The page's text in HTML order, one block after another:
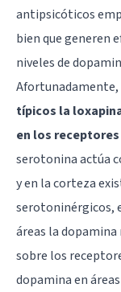
antipsicóticos
bien que generen
niveles de
Afortunadamente,
típicos la
en los
serotonina actúa
y en la corteza
serotoninérgicos,
áreas la
sobre los
dopamina en